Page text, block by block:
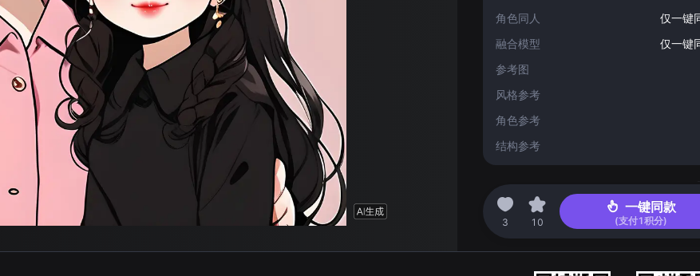
角色同人
仅一键
融合模型
仅一键
参考图
风格参考
角色参考
结构参考
2024-06-25 12:14
3 10
一键同款
(支付1积分)